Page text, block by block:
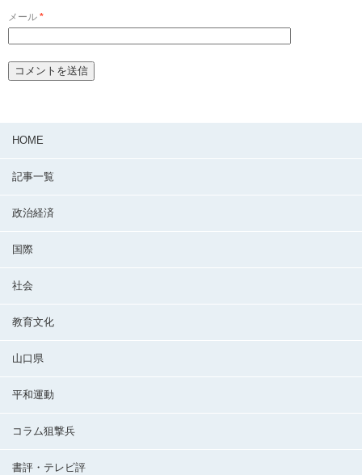
メール *
HOME
記事一覧
政治経済
国際
社会
教育文化
山口県
平和運動
コラム狙撃兵
書評・テレビ評